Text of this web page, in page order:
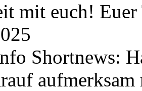
mit euch! Euer
Shortnews:
aufmerksam